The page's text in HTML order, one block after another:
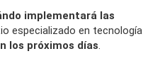
implementará las
especializado en tecnología
los próximos días